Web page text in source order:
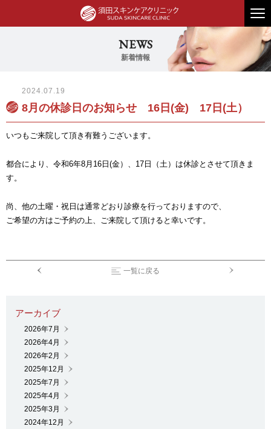
2024.07.19
8月の休診日のお知らせ 16日(金) 17日(土）
いつもご来院して頂き有難うございます。
都合により、令和6年8月16日(金）、17日（土）は休診とさせて頂きま
す。
尚、他の土曜・祝日は通常どおり診療を行っておりますので、
ご希望の方はご予約の上、ご来院して頂けると幸いです。
一覧に戻る
2026年7月
2026年4月
2026年2月
2025年12月
2025年7月
2025年4月
2025年3月
2024年12月